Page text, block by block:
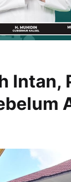
Intan,